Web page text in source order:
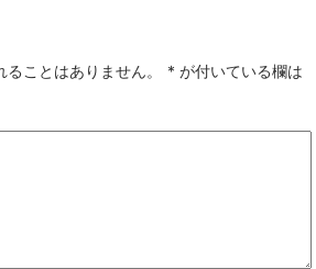
ことはありません。 * が付いている欄は